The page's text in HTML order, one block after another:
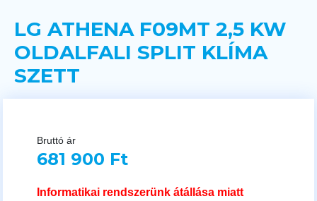
LG ATHENA F09MT 2,5 KW
OLDALFALI SPLIT KLÍMA
SZETT
Bruttó ár
681 900 Ft
Informatikai rendszerünk átállása miatt